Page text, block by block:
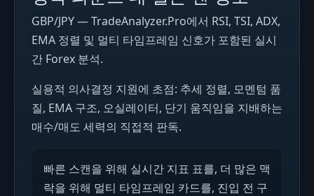
GBP/JPY — TradeAnalyzer.Pro에서 RSI, TSI, ADX,
EMA 정렬 및 멀티 타임프레임 신호가 포함된 실시
간 Forex 분석.
실용적 의사결정 지원에 초점: 추세 정렬, 모멘텀 품
질, EMA 구조, 오실레이터, 단기 움직임을 지배하는
매수/매도 세력의 직접적 판독.
빠른 스캔을 위해 실시간 지표 표를, 더 많은 맥
락을 위해 멀티 타임프레임 카드를, 진입 전 구